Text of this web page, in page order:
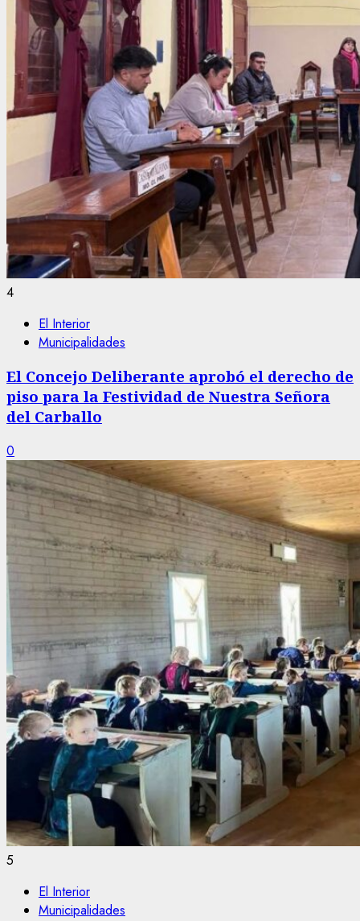
4
El Interior
Municipalidades
El Concejo Deliberante aprobó el derecho de
piso para la Festividad de Nuestra Señora
del Carballo
0
5
El Interior
Municipalidades